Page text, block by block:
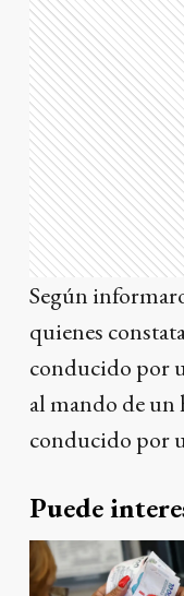
Según
quienes
conducido por
al mando de
conducido por
Puede